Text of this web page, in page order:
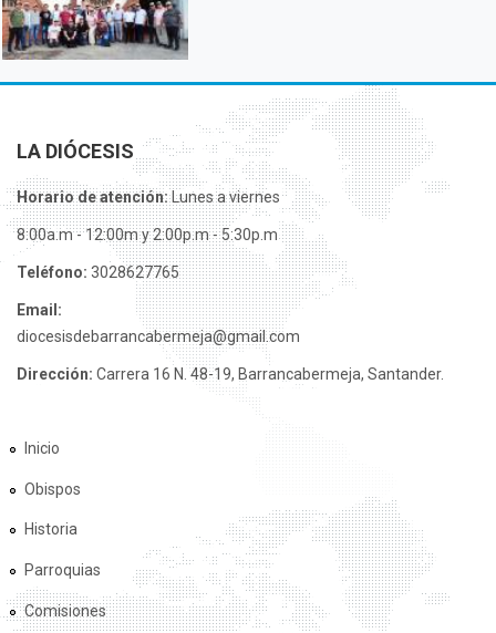
LA DIÓCESIS
Horario de atención:Lunes a viernes
8:00a.m - 12:00m y 2:00p.m - 5:30p.m
Teléfono: 3028627765
Email:
diocesisdebarrancabermeja@gmail.com
Dirección: Carrera 16 N. 48-19, Barrancabermeja, Santander.
Inicio
Obispos
Historia
Parroquias
Comisiones